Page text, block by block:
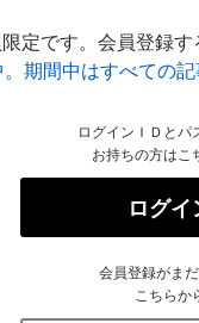
定です。会員登録
期間中はすべての
ログインＩＤとパ
お持ちの方はこ
ログイ
会員登録がま
こちらか